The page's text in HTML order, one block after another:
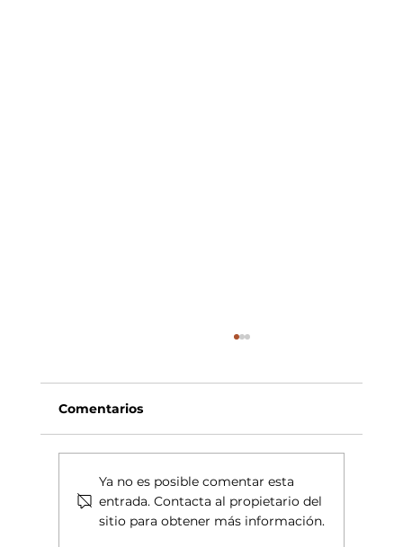
Comentarios
Ya no es posible comentar esta
entrada. Contacta al propietario del
sitio para obtener más información.